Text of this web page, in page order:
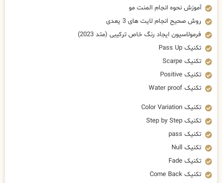
آموزش نحوه انجام المنت مو
روش صحیح انجام لایت های 3 یعدی
فرمولاسیون ایجاد رنگ خاص ترکیبی (متد 2023)
تکنیک Pass Up
تکنیک Scarpe
تکنیک Positive
تکنیک Water proof
تکنیک Color Variation
تکنیک Step by Step
تکنیک pass
تکنیک Null
تکنیک Fade
تکنیک Come Back